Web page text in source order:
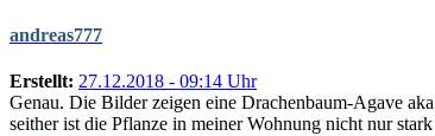
andreas777
Erstellt: 27.12.2018 - 09:14 Uhr
Genau. Die Bilder zeigen eine Drachenbaum-Agave
seither ist die Pflanze in meiner Wohnung nicht nur